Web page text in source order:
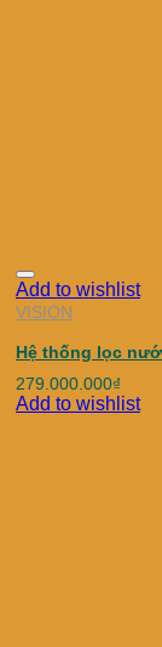
Add to wishlist
VISION
Hệ thống lọc
279.000.000₫
Add to wishlist